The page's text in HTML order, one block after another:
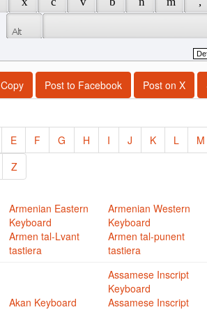
Copy Post to Facebook Post on X
E F G H I J K L
M
Z
Armenian Eastern
Keyboard
Armen tal-Lvant
tastiera
Armenian Western
Keyboard
Armen tal-punent
tastiera
Akan Keyboard
Assamese Inscript
Keyboard
Assamese Inscript